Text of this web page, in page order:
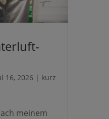
16, 2026 | kurz
meinem